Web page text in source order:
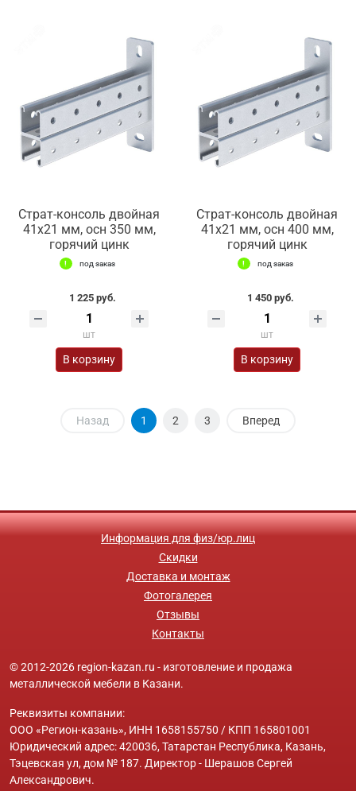
Страт-консоль двойная
41х21 мм, осн 350 мм,
горячий цинк
под заказ
1 225 руб.
шт
В корзину
Страт-консоль двойная
41х21 мм, осн 400 мм,
горячий цинк
под заказ
1 450 руб.
шт
В корзину
Назад 1 2 3 Вперед
Информация для физ/юр.лиц
Скидки
Доставка и монтаж
Фотогалерея
Отзывы
Контакты
© 2012-2026 region-kazan.ru - изготовление и продажа
металлической мебели в Казани.
Реквизиты компании:
ООО «Регион-казань», ИНН 1658155750 / КПП 165801001
Юридический адрес: 420036, Татарстан Республика, Казань,
Тэцевская ул, дом № 187. Директор - Шерашов Сергей
Александрович.